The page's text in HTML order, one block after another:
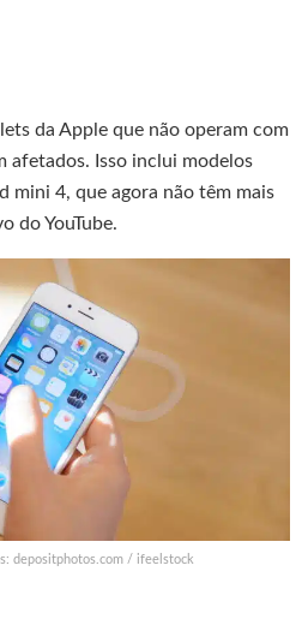
da Apple que não operam com
afetados. Isso inclui modelos
mini 4, que agora não têm mais
do YouTube.
depositphotos.com / ifeelstock